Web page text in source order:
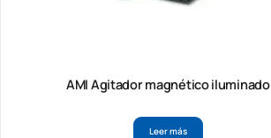
AMI Agitador magnético iluminado
Leer más